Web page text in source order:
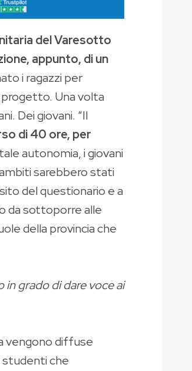
del Varesotto
appunto, di un
i ragazzi per
progetto. Una volta
Dei giovani. “Il
di 40 ore, per
autonomia, i giovani
sarebbero stati
del questionario e a
da sottoporre alle
della provincia che
in grado di dare voce ai
vengono diffuse
studenti che